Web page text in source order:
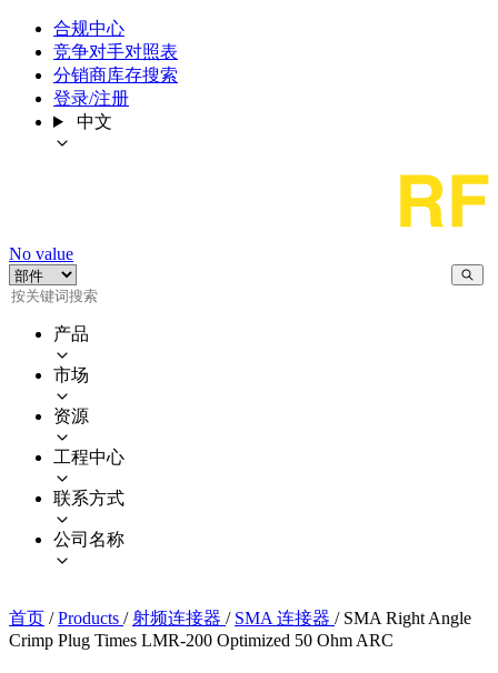
合规中心
竞争对手对照表
分销商库存搜索
登录/注册
中文
No value
产品
市场
资源
工程中心
联系方式
公司名称
首页 / Products / 射频连接器 / SMA 连接器 / SMA Right Angle
Crimp Plug Times LMR-200 Optimized 50 Ohm ARC